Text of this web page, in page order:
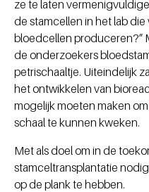
ze te laten
de stamcellen in het lab
bloedcellen produceren?”
de onderzoekers
petrischaaltje. Uiteindelijk
het ontwikkelen van
mogelijk moeten maken
schaal te kunnen kweken.
Met als doel om in de
stamceltransplantatie
op de plank te hebben.